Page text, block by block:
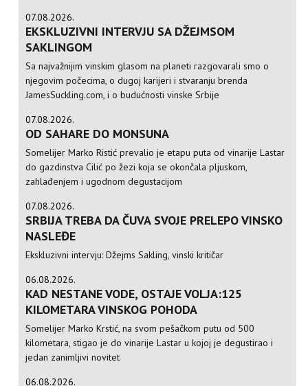
07.08.2026.
EKSKLUZIVNI INTERVJU SA DŽEJMSOM
SAKLINGOM
Sa najvažnijim vinskim glasom na planeti razgovarali smo o
njegovim počecima, o dugoj karijeri i stvaranju brenda
JamesSuckling.com, i o budućnosti vinske Srbije
07.08.2026.
OD SAHARE DO MONSUNA
Somelijer Marko Ristić prevalio je etapu puta od vinarije Lastar
do gazdinstva Cilić po žezi koja se okončala pljuskom,
zahlađenjem i ugodnom degustacijom
07.08.2026.
SRBIJA TREBA DA ČUVA SVOJE PRELEPO VINSKO
NASLEĐE
Ekskluzivni intervju: Džejms Sakling, vinski kritičar
06.08.2026.
KAD NESTANE VODE, OSTAJE VOLJA:125
KILOMETARA VINSKOG POHODA
Somelijer Marko Krstić, na svom pešačkom putu od 500
kilometara, stigao je do vinarije Lastar u kojoj je degustirao i
jedan zanimljivi novitet
06.08.2026.